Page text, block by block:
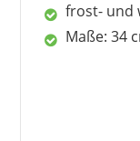
frost- und
Maße: 34